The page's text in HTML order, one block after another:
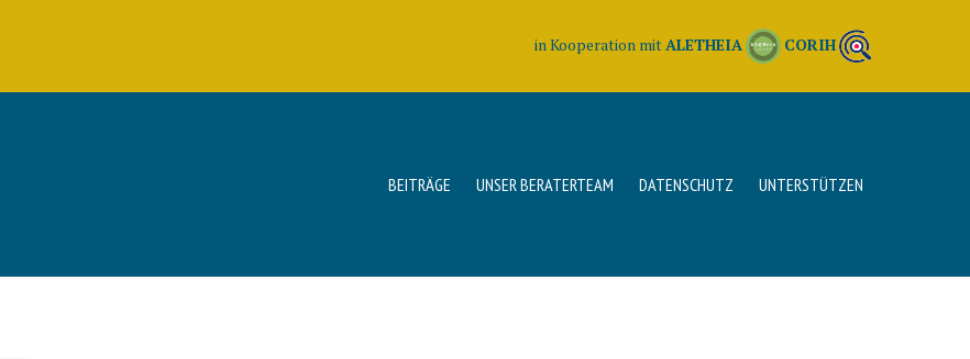
in Kooperation mit ALETHEIA CORIH
BEITRÄGE UNSER BERATERTEAM DATENSCHUTZ UNTERSTÜTZEN